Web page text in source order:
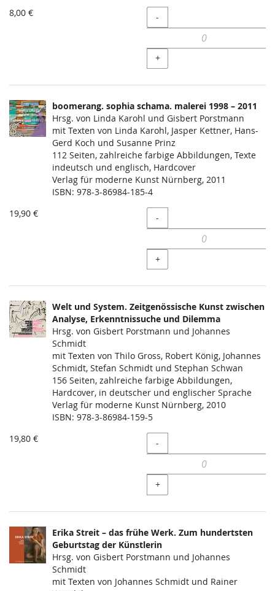
8,00 €
Menge
-
+
boomerang. sophia schama. malerei 1998 – 2011
Hrsg. von Linda Karohl und Gisbert Porstmann
mit Texten von Linda Karohl, Jasper Kettner, Hans-
Gerd Koch und Susanne Prinz
112 Seiten, zahlreiche farbige Abbildungen, Texte
indeutsch und englisch, Hardcover
Verlag für moderne Kunst Nürnberg, 2011
ISBN: 978-3-86984-185-4
19,90 €
Menge
-
+
Welt und System. Zeitgenössische Kunst zwischen
Analyse, Erkenntnissuche und Dilemma
Hrsg. von Gisbert Porstmann und Johannes
Schmidt
mit Texten von Thilo Gross, Robert König, Johannes
Schmidt, Stefan Schmidt und Stephan Schwan
156 Seiten, zahlreiche farbige Abbildungen,
Hardcover, in deutscher und englischer Sprache
Verlag für moderne Kunst Nürnberg, 2010
ISBN: 978-3-86984-159-5
19,80 €
Menge
-
+
Erika Streit – das frühe Werk. Zum hundertsten
Geburtstag der Künstlerin
Hrsg. von Gisbert Porstmann und Johannes
Schmidt
mit Texten von Johannes Schmidt und Rainer